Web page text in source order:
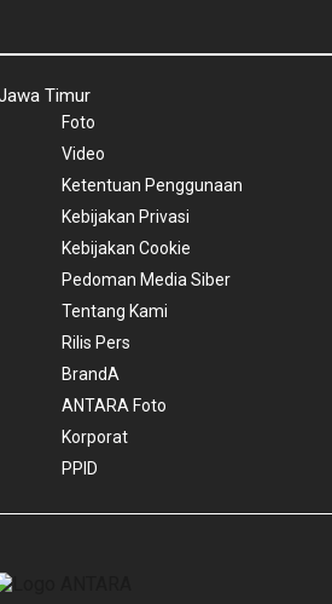
Timur
Foto
Video
Ketentuan Penggunaan
Kebijakan Privasi
Kebijakan Cookie
Pedoman Media Siber
Tentang Kami
Rilis Pers
BrandA
ANTARA Foto
Korporat
PPID